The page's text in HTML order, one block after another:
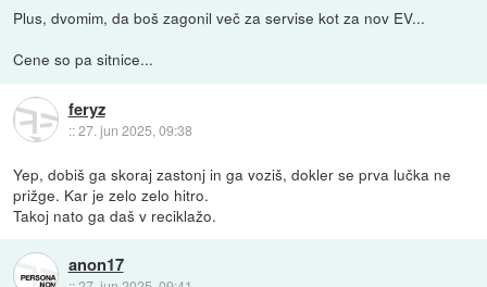
Plus, dvomim, da boš zagonil več za servise kot za nov EV...
Cene so pa sitnice...
feryz
::27. jun 2025, 09:38
Yep, dobiš ga skoraj zastonj in ga voziš, dokler se prva lučka ne
prižge. Kar je zelo zelo hitro.
Takoj nato ga daš v reciklažo.
anon17